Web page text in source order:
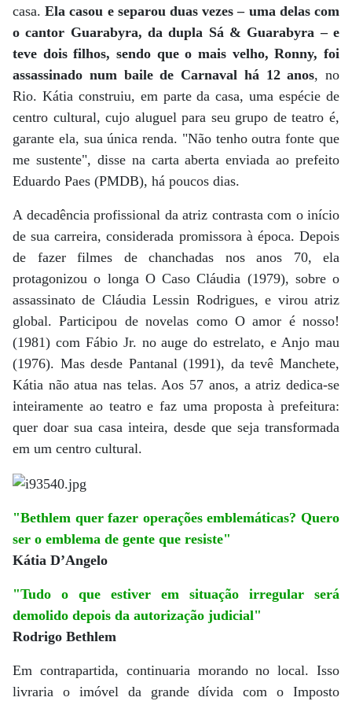
casa.Ela casou e separou duas vezes – uma delas com
o cantor Guarabyra, da dupla Sá & Guarabyra – e
teve dois filhos, sendo que o mais velho, Ronny, foi
assassinado num baile de Carnaval há 12 anos, no
Rio. Kátia construiu, em parte da casa, uma espécie de
centro cultural, cujo aluguel para seu grupo de teatro é,
garante ela, sua única renda. "Não tenho outra fonte que
me sustente", disse na carta aberta enviada ao prefeito
Eduardo Paes (PMDB), há poucos dias.
A decadência profissional da atriz contrasta com o início
de sua carreira, considerada promissora à época. Depois
de fazer filmes de chanchadas nos anos 70, ela
protagonizou o longa O Caso Cláudia (1979), sobre o
assassinato de Cláudia Lessin Rodrigues, e virou atriz
global. Participou de novelas como O amor é nosso!
(1981) com Fábio Jr. no auge do estrelato, e Anjo mau
(1976). Mas desde Pantanal (1991), da tevê Manchete,
Kátia não atua nas telas. Aos 57 anos, a atriz dedica-se
inteiramente ao teatro e faz uma proposta à prefeitura:
quer doar sua casa inteira, desde que seja transformada
em um centro cultural.
"Bethlem quer fazer operações emblemáticas? Quero
ser o emblema de gente que resiste"
Kátia D’Angelo
"Tudo o que estiver em situação irregular será
demolido depois da autorização judicial"
Rodrigo Bethlem
Em contrapartida, continuaria morando no local. Isso
livraria o imóvel da grande dívida com o Imposto